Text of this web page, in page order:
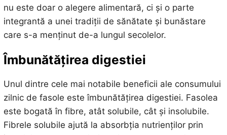
nu este doar o alegere alimentară, ci și o parte
integrantă a unei tradiții de sănătate și bunăstare
care s-a menținut de-a lungul secolelor.
Îmbunătățirea digestiei
Unul dintre cele mai notabile beneficii ale consumului
zilnic de fasole este îmbunătățirea digestiei. Fasolea
este bogată în fibre, atât solubile, cât și insolubile.
Fibrele solubile ajută la absorbția nutrienților prin